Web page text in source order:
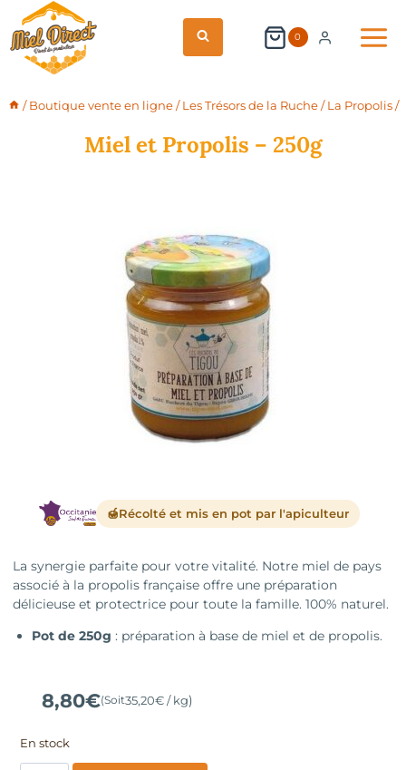
contenu
0
/ Boutique vente en ligne / Les Trésors de la Ruche / La Propolis /
Miel et Propolis – 250g
🍯Récolté et mis en pot par l'apiculteur
La synergie parfaite pour votre vitalité. Notre miel de pays
associé à la propolis française offre une préparation
délicieuse et protectrice pour toute la famille. 100% naturel.
Pot de 250g : préparation à base de miel et de propolis.
8,80€(Soit35,20€/ kg)
En stock